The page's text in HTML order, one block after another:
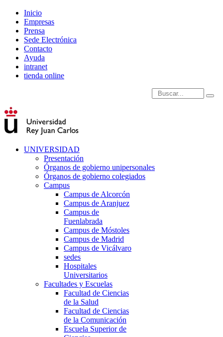
Inicio
Empresas
Prensa
Sede Electrónica
Contacto
Ayuda
intranet
tienda online
Introduce términos de
UNIVERSIDAD
Presentación
Órganos de gobierno unipersonales
Órganos de gobierno colegiados
Campus
Campus de Alcorcón
Campus de Aranjuez
Campus de
Fuenlabrada
Campus de Móstoles
Campus de Madrid
Campus de Vicálvaro
sedes
Hospitales
Universitarios
Facultades y Escuelas
Facultad de Ciencias
de la Salud
Facultad de Ciencias
de la Comunicación
Escuela Superior de